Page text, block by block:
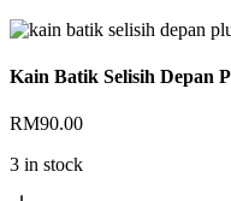
Kain Batik Selisih Depan
RM90.00
3 in stock